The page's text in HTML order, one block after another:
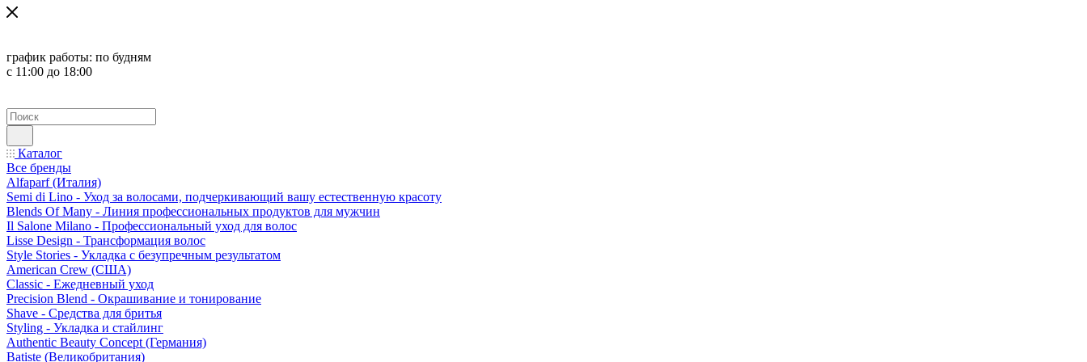
график работы: по будням
с 11:00 до 18:00
Каталог
Все бренды
Alfaparf (Италия)
Semi di Lino - Уход за волосами, подчеркивающий вашу естественную красоту
Blends Of Many - Линия профессиональных продуктов для мужчин
Il Salone Milano - Профессиональный уход для волос
Lisse Design - Трансформация волос
Style Stories - Укладка с безупречным результатом
American Crew (США)
Classic - Ежедневный уход
Precision Blend - Окрашивание и тонирование
Shave - Средства для бритья
Styling - Укладка и стайлинг
Authentic Beauty Concept (Германия)
Batiste (Великобритания)